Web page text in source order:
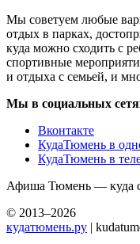
Мы советуем любые
отдых в парках,
куда можно сходить с
спортивные
и отдыха с семьей, и
Мы в социальных
Вконтакте
КудаТюмень в
КудаТюмень в
Афиша Тюмень — куда
© 2013–2026
кудатюмень.ру |